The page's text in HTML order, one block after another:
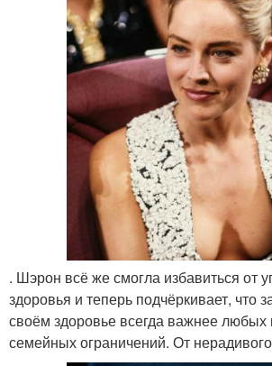
. Шэрон всё же смогла избавиться от
здоровья и теперь подчёркивает, что
своём здоровье всегда важнее
семейных ограничений. От